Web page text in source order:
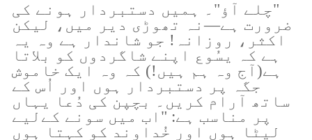
"چلے آؤ"۔ ہمیں دستبردار ہونے کی
ضرورت ہے—نہ تھوڑی دیر میں، لیکن
اکثر، روزانہ! جو شاندار ہے وہ یہ
ہے کہ یسُوع اپنے شاگردوں کو بلاتا
ہے(آج وہ ہم ہیں!) کہ وہ ایک خاموش
جگہ پر دستبردار ہوں اور اُس کے
ساتھ آرام کریں۔ بچپن کی دُعا یہاں
پر مناسب ہے: "اب میں سونے کےلیے
لیٹا ہوں اور خُداوند کو کہتا ہوں